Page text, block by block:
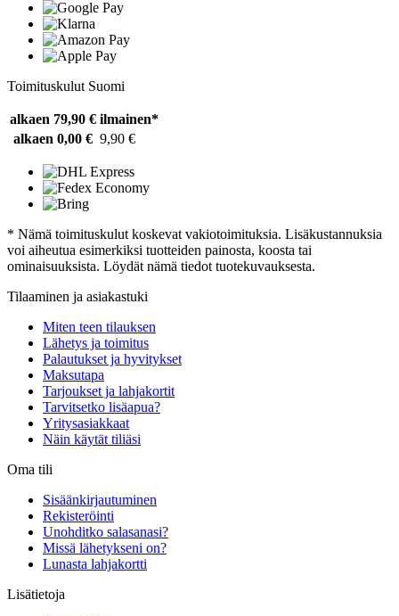
Toimituskulut Suomi
alkaen 79,90 € ilmainen*
alkaen 0,00 € 9,90 €
* Nämä toimituskulut koskevat vakiotoimituksia. Lisäkustannuksia
voi aiheutua esimerkiksi tuotteiden painosta, koosta tai
ominaisuuksista. Löydät nämä tiedot tuotekuvauksesta.
Tilaaminen ja asiakastuki
Miten teen tilauksen
Lähetys ja toimitus
Palautukset ja hyvitykset
Maksutapa
Tarjoukset ja lahjakortit
Tarvitsetko lisäapua?
Yritysasiakkaat
Näin käytät tiliäsi
Oma tili
Sisäänkirjautuminen
Rekisteröinti
Unohditko salasanasi?
Missä lähetykseni on?
Lunasta lahjakortti
Lisätietoja